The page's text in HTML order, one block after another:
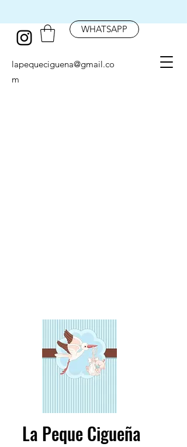
WHATSAPP
lapequeciguena@gmail.co
m
La Peque Cigueña